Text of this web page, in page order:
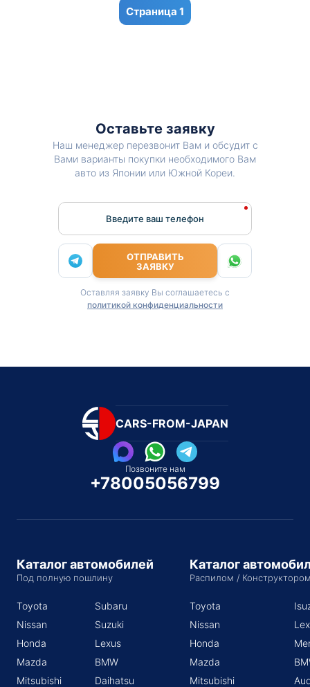
1
Оставьте заявку
Наш менеджер перезвонит Вам и обсудит с
Вами варианты покупки необходимого Вам
авто из Японии или Южной Кореи.
Введите ваш телефон
ОТПРАВИТЬ
ЗАЯВКУ
Оставляя заявку Вы соглашаетесь с
политикой конфиденциальности
CARS-FROM-JAPAN
Позвоните нам
+78005056799
Каталог автомобилей
Под полную пошлину
Toyota
Nissan
Honda
Mazda
Mitsubishi
Subaru
Suzuki
Lexus
BMW
Daihatsu
Каталог
Распилом /
Toyota
Nissan
Honda
Mazda
Mitsubishi